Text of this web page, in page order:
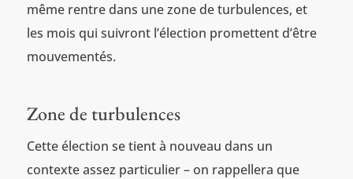
même rentre dans une zone de turbulences, et
les mois qui suivront l’élection promettent d’être
mouvementés.
Zone de turbulences
Cette élection se tient à nouveau dans un
contexte assez particulier – on rappellera que